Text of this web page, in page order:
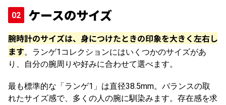
ケースのサイズ
腕時計のサイズは、身につけたときの印象を大きく左右し
ます。ランゲ1コレクションにはいくつかのサイズがあ
り、自分の腕周りや好みに合わせて選べます。
最も標準的な「ランゲ1」は直径38.5mm。バランスの取
れたサイズ感で、多くの人の腕に馴染みます。存在感を求